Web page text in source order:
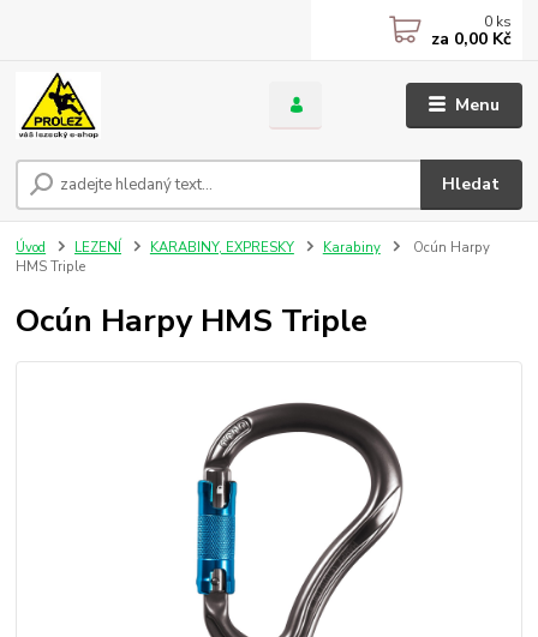
Menu
Hledat
0 ks
za 0,00 Kč
Úvod LEZENÍ KARABINY, EXPRESKY Karabiny
Ocún Harpy
HMS Triple
Ocún Harpy HMS Triple